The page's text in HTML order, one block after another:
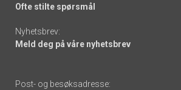
Ofte stilte spørsmål
Nyhetsbrev:
Meld deg på våre nyhetsbrev
Post- og besøksadresse: